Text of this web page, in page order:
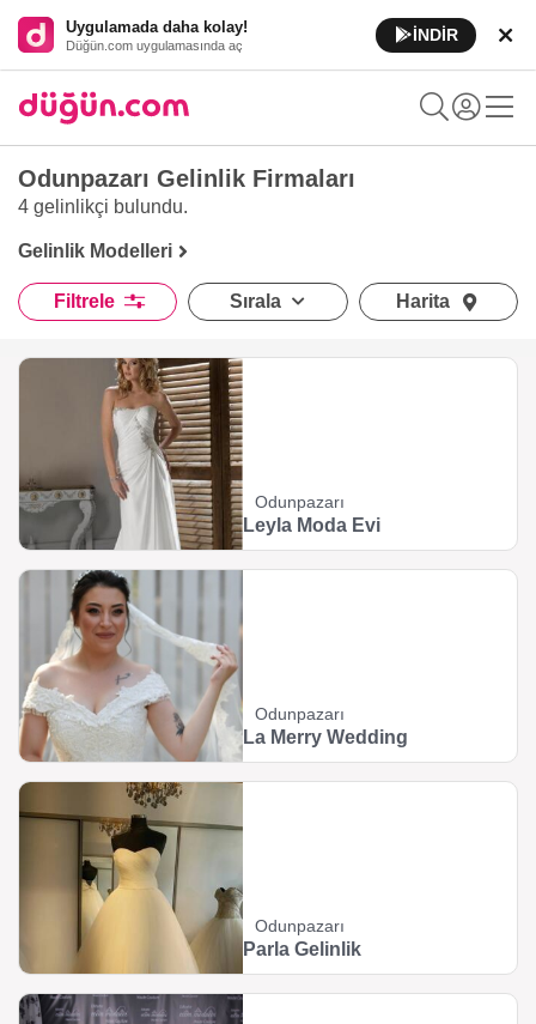
Uygulamada daha kolay!
Düğün.com uygulamasında aç
İNDİR
Odunpazarı Gelinlik Firmaları
4 gelinlikçi bulundu.
Gelinlik Modelleri
Filtrele Sırala Harita
Odunpazarı
Leyla Moda Evi
Odunpazarı
La Merry Wedding
Odunpazarı
Parla Gelinlik